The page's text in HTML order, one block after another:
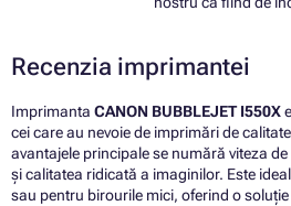
Recenzia imprimantei
Imprimanta CANON BUBBLEJET I550X
cei care au nevoie de imprimări de
avantajele principale se numără viteza
și calitatea ridicată a imaginilor. Este
sau pentru birourile mici, oferind o